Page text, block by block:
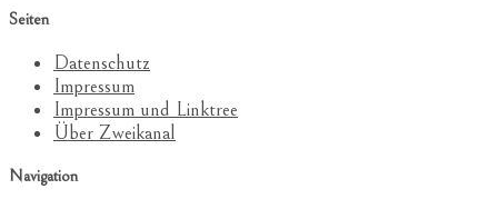
Seiten
Datenschutz
Impressum
Impressum und Linktree
Über Zweikanal
Navigation